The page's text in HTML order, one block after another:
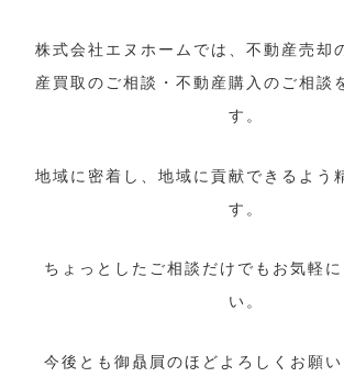
株式会社エヌホームでは、不動産売却
産買取のご相談・不動産購入のご相談
す。
地域に密着し、地域に貢献できるよう
す。
ちょっとしたご相談だけでもお気軽
い。
今後とも御贔屓のほどよろしくお願い